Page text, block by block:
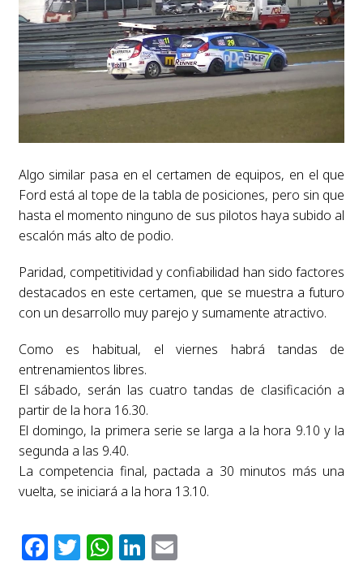
Algo similar pasa en el certamen de equipos, en el que
Ford está al tope de la tabla de posiciones, pero sin que
hasta el momento ninguno de sus pilotos haya subido al
escalón más alto de podio.
Paridad, competitividad y confiabilidad han sido factores
destacados en este certamen, que se muestra a futuro
con un desarrollo muy parejo y sumamente atractivo.
Como es habitual, el viernes habrá tandas de
entrenamientos libres.
El sábado, serán las cuatro tandas de clasificación a
partir de la hora 16.30.
El domingo, la primera serie se larga a la hora 9.10 y la
segunda a las 9.40.
La competencia final, pactada a 30 minutos más una
vuelta, se iniciará a la hora 13.10.
Facebook
Twitter
WhatsApp
LinkedIn
Email